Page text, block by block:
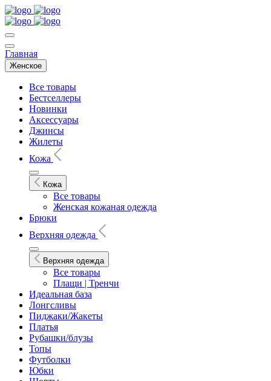
Главная
Женское
Все товары
Бестселлеры
Новинки
Аксессуары
Джинсы
Жилеты
Кожа
Кожа
Все товары
Женская кожаная одежда
Брюки
Верхняя одежда
Верхняя одежда
Все товары
Плащи | Тренчи
Идеальная база
Лонгсливы
Пиджаки/Жакеты
Платья
Рубашки/блузы
Топы
Футболки
Юбки